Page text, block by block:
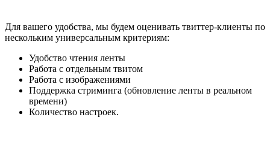
Для вашего удобства, мы будем оценивать твиттер-клиенты по
нескольким универсальным критериям:
Удобство чтения ленты
Работа с отдельным твитом
Работа с изображениями
Поддержка стриминга (обновление ленты в реальном
времени)
Количество настроек.